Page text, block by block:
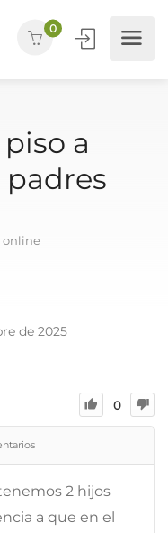
0
a
online
de 2025
0
2 hijos
a que en el